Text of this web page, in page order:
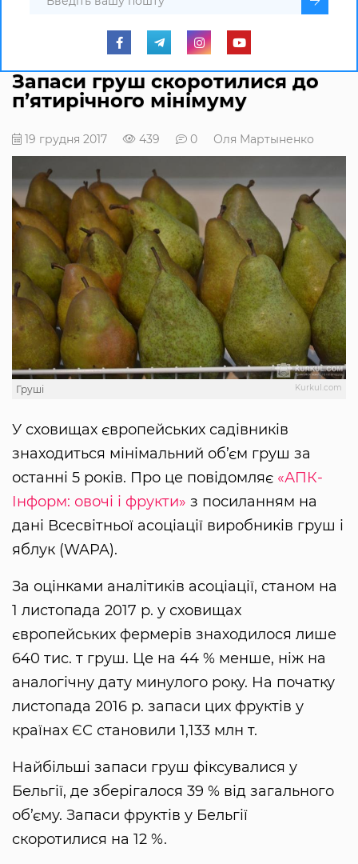
Запаси груш скоротилися до
п’ятирічного мінімуму
19 грудня 2017 439 0 Оля Мартыненко
Kurkul.com
Груші
У сховищах європейських садівників
знаходиться мінімальний об’єм груш за
останні 5 років. Про це повідомляє «АПК-
Інформ: овочі і фрукти» з посиланням на
дані Всесвітньої асоціації виробників груш і
яблук (WAPA).
За оцінками аналітиків асоціації, станом на
1 листопада 2017 р. у сховищах
європейських фермерів знаходилося лише
640 тис. т груш. Це на 44 % менше, ніж на
аналогічну дату минулого року. На початку
листопада 2016 р. запаси цих фруктів у
країнах ЄС становили 1,133 млн т.
Найбільші запаси груш фіксувалися у
Бельгії, де зберігалося 39 % від загального
об’єму. Запаси фруктів у Бельгії
скоротилися на 12 %.